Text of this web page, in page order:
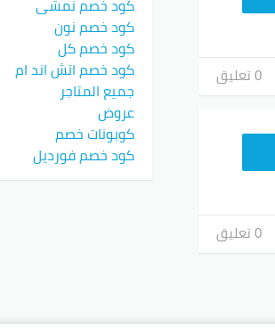
0 تعليق
0 تعليق
كود خصم نون
كود خصم كل
كود خصم اتش اند ام
جميع المتاجر
عروض
كوبونات خصم
كود خصم فورديل